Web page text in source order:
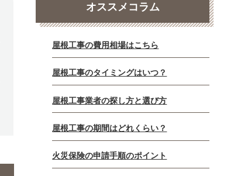
オススメコラム
屋根工事の費用相場はこちら
屋根工事のタイミングはいつ？
屋根工事業者の探し方と選び方
屋根工事の期間はどれくらい？
火災保険の申請手順のポイント